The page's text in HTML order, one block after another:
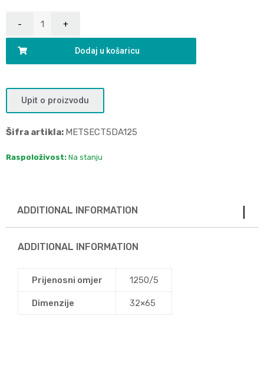
Dodaj u košaricu
Upit o proizvodu
Šifra artikla: METSECT5DA125
Raspoloživost: Na stanju
ADDITIONAL INFORMATION
ADDITIONAL INFORMATION
Prijenosni omjer 1250/5
Dimenzije 32×65